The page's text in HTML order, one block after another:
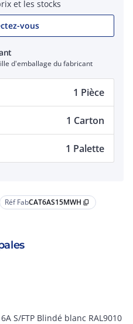
Réf FabCAT6AS15MWH content_copy
S/FTP Blindé blanc RAL9010
et les stocks
vous
d'emballage du fabricant
1 Pièce
1 Carton
1 Palette